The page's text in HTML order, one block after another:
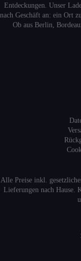
Entdeckungen. Unser
nach Geschäft an: ein Ort
Ob aus Berlin,
Alle Preise inkl.
Lieferungen nach Hause.